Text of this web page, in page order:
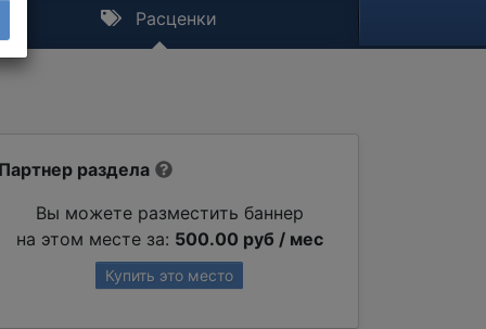
Расценки
Партнер раздела
Вы можете разместить баннер
на этом месте за: 500.00 руб / мес
Купить это место